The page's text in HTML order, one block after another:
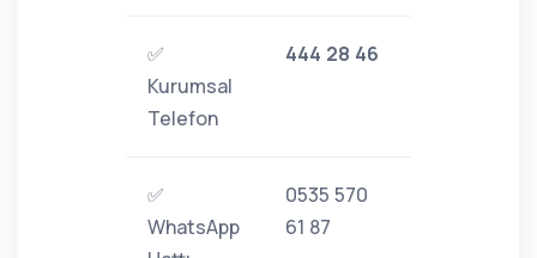
✅
Kurumsal
Telefon
444 28 46
✅
WhatsApp
0535 570
61 87